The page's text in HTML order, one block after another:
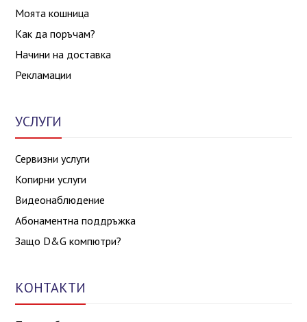
Моята кошница
Как да поръчам?
Начини на доставка
Рекламации
УСЛУГИ
Сервизни услуги
Копирни услуги
Видеонаблюдение
Абонаментна поддръжка
Защо D&G компютри?
КОНТАКТИ